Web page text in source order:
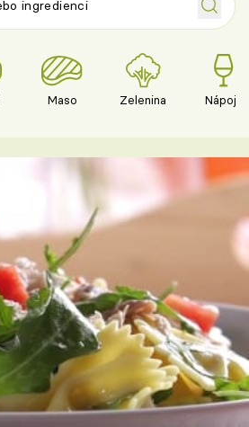
Maso Zelenina Nápoje